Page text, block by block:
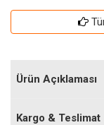
Ürün Açıklaması
Kargo & Teslimat